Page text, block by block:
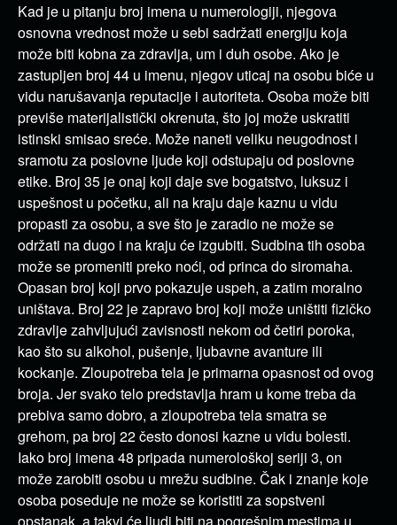
Kad je u pitanju broj imena u numerologiji, njegova
osnovna vrednost može u sebi sadržati energiju koja
može biti kobna za zdravlja, um i duh osobe. Ako je
zastupljen broj 44 u imenu, njegov uticaj na osobu biće u
vidu narušavanja reputacije i autoriteta. Osoba može biti
previše materijalistički okrenuta, što joj može uskratiti
istinski smisao sreće. Može naneti veliku neugodnost i
sramotu za poslovne ljude koji odstupaju od poslovne
etike. Broj 35 je onaj koji daje sve bogatstvo, luksuz i
uspešnost u početku, ali na kraju daje kaznu u vidu
propasti za osobu, a sve što je zaradio ne može se
održati na dugo i na kraju će izgubiti. Sudbina tih osoba
može se promeniti preko noći, od princa do siromaha.
Opasan broj koji prvo pokazuje uspeh, a zatim moralno
uništava. Broj 22 je zapravo broj koji može uništiti fizičko
zdravlje zahvljujući zavisnosti nekom od četiri poroka,
kao što su alkohol, pušenje, ljubavne avanture ili
kockanje. Zloupotreba tela je primarna opasnost od ovog
broja. Jer svako telo predstavlja hram u kome treba da
prebiva samo dobro, a zloupotreba tela smatra se
grehom, pa broj 22 često donosi kazne u vidu bolesti.
Iako broj imena 48 pripada numerološkoj seriji 3, on
može zarobiti osobu u mrežu sudbine. Čak i znanje koje
osoba poseduje ne može se koristiti za sopstveni